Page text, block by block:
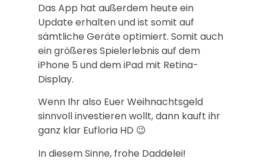
Das App hat außerdem heute ein
Update erhalten und ist somit auf
sämtliche Geräte optimiert. Somit auch
ein größeres Spielerlebnis auf dem
iPhone 5 und dem iPad mit Retina-
Display.
Wenn Ihr also Euer Weihnachtsgeld
sinnvoll investieren wollt, dann kauft ihr
ganz klar Eufloria HD 😉
In diesem Sinne, frohe Daddelei!